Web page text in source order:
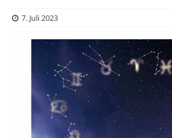
7. Juli 2023